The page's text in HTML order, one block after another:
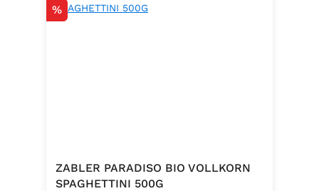
Rabatt
%
ZABLER PARADISO BIO VOLLKORN
SPAGHETTINI 500G